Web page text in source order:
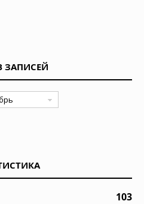
ЗАПИСЕЙ
103